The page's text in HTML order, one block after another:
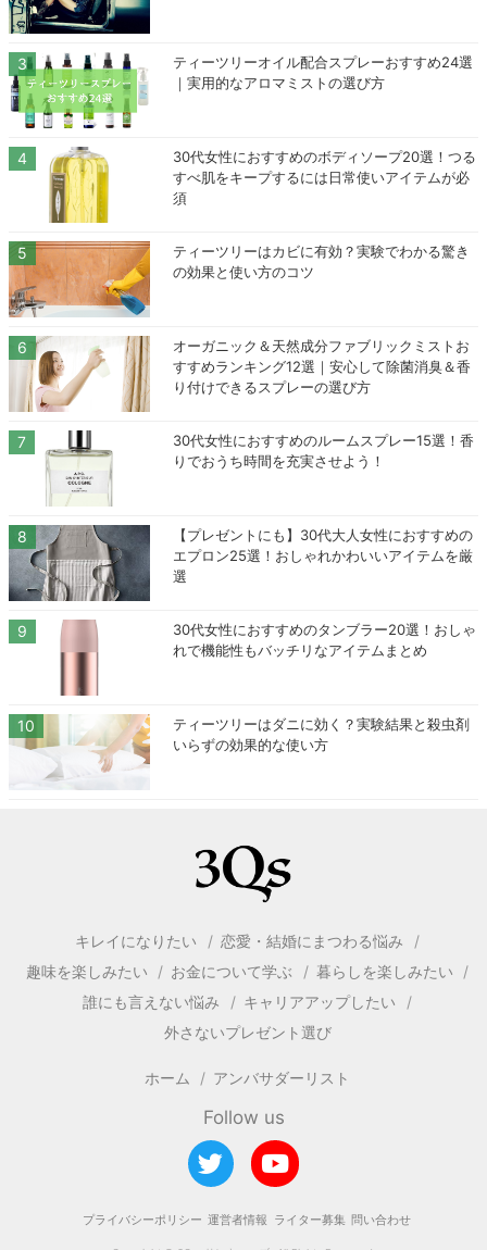
ティーツリーオイル配合スプレーおすすめ24選
｜実用的なアロマミストの選び方
30代女性におすすめのボディソープ20選！つる
すべ肌をキープするには日常使いアイテムが必
須
ティーツリーはカビに有効？実験でわかる驚き
の効果と使い方のコツ
オーガニック＆天然成分ファブリックミストお
すすめランキング12選｜安心して除菌消臭＆香
り付けできるスプレーの選び方
30代女性におすすめのルームスプレー15選！香
りでおうち時間を充実させよう！
【プレゼントにも】30代大人女性におすすめの
エプロン25選！おしゃれかわいいアイテムを厳
選
30代女性におすすめのタンブラー20選！おしゃ
れで機能性もバッチリなアイテムまとめ
ティーツリーはダニに効く？実験結果と殺虫剤
いらずの効果的な使い方
キレイになりたい
恋愛・結婚にまつわる悩み
趣味を楽しみたい
お金について学ぶ
暮らしを楽しみたい
誰にも言えない悩み
キャリアアップしたい
外さないプレゼント選び
ホーム アンバサダーリスト
Follow us
プライバシーポリシー 運営者情報 ライター募集 問い合わせ